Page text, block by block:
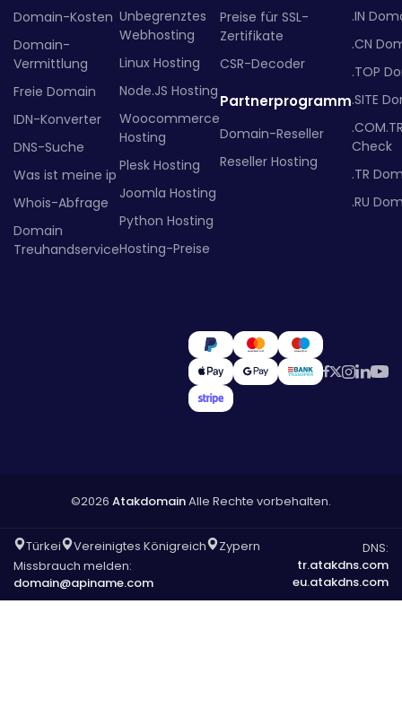
Domain-Kosten
Domain-
Vermittlung
Freie Domain
IDN-Konverter
DNS-Suche
Was ist meine ip
Whois-Abfrage
Domain
Treuhandservice
Unbegrenztes
Webhosting
Linux Hosting
Node.JS Hosting
Woocommerce
Hosting
Plesk Hosting
Joomla Hosting
Python Hosting
Hosting-Preise
Preise für SSL-
Zertifikate
CSR-Decoder
Partnerprogramm
Domain-Reseller
Reseller Hosting
.IN
.CN
.TOP
.SITE
Check
.TR
.RU
©2026 AtakdomainAlle Rechte vorbehalten.
Türkei Vereinigtes Königreich
Zypern
Missbrauch melden:
domain@apiname.com
DNS:
tr.atakdns.com
eu.atakdns.com